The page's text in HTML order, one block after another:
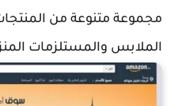
مجموعة متنوعة من
الملابس والمستلزمات